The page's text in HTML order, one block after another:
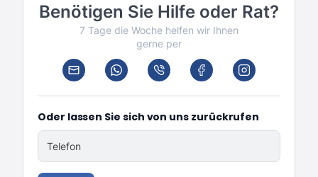
Benötigen Sie Hilfe oder Rat?
7 Tage die Woche helfen wir Ihnen
gerne per
Oder lassen Sie sich von uns zurückrufen
Telefon